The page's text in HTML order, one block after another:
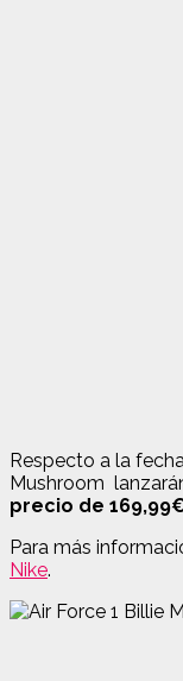
Respecto a la
Mushroom
precio de
Para más
Nike.